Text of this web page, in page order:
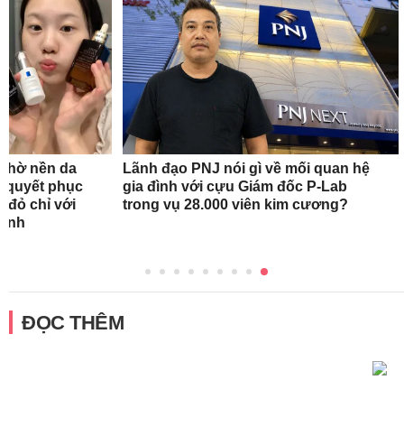
nền da
quyết phục
đỏ chỉ với
Lãnh đạo PNJ nói gì về mối quan hệ
gia đình với cựu Giám đốc P-Lab
trong vụ 28.000 viên kim cương?
ĐỌC THÊM